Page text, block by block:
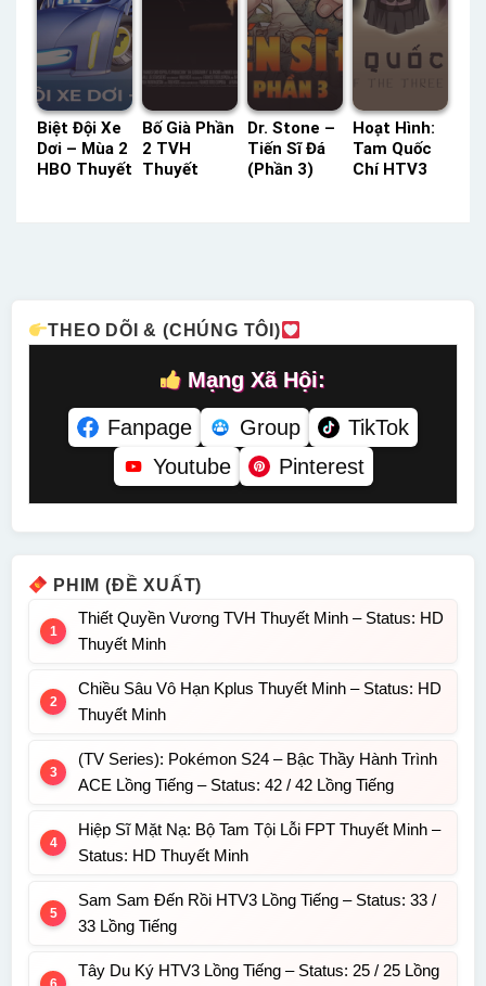
Biệt Đội Xe
Dơi – Mùa 2
HBO Thuyết
Bố Già Phần
2 TVH
Thuyết
Dr. Stone –
Tiến Sĩ Đá
(Phần 3)
Hoạt Hình:
Tam Quốc
Chí HTV3
THEO DÕI & (CHÚNG TÔI)
Mạng Xã Hội:
Fanpage
Group
TikTok
Youtube
Pinterest
PHIM (ĐỀ XUẤT)
Thiết Quyền Vương TVH Thuyết Minh – Status: HD
Thuyết Minh
Chiều Sâu Vô Hạn Kplus Thuyết Minh – Status: HD
Thuyết Minh
(TV Series): Pokémon S24 – Bậc Thầy Hành Trình
ACE Lồng Tiếng – Status: 42 / 42 Lồng Tiếng
Hiệp Sĩ Mặt Nạ: Bộ Tam Tội Lỗi FPT Thuyết Minh –
Status: HD Thuyết Minh
Sam Sam Đến Rồi HTV3 Lồng Tiếng – Status: 33 /
33 Lồng Tiếng
Tây Du Ký HTV3 Lồng Tiếng – Status: 25 / 25 Lồng